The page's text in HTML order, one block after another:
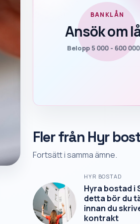
BANKLÅN
Ansök om
Belopp 5 000 - 600
Fler från Hyr
Fortsätt i samma ämne.
HYR BOSTAD
Hyra bostad i
detta bör du
innan du
kontrakt